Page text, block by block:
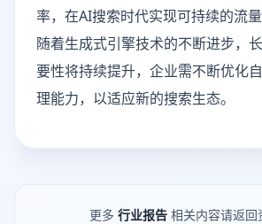
率，在AI搜索时代实现可持续的流量
随着生成式引擎技术的不断进步，
要性将持续提升，企业需不断优化
理能力，以适应新的搜索生态。
更多 行业报告 相关内容请返回